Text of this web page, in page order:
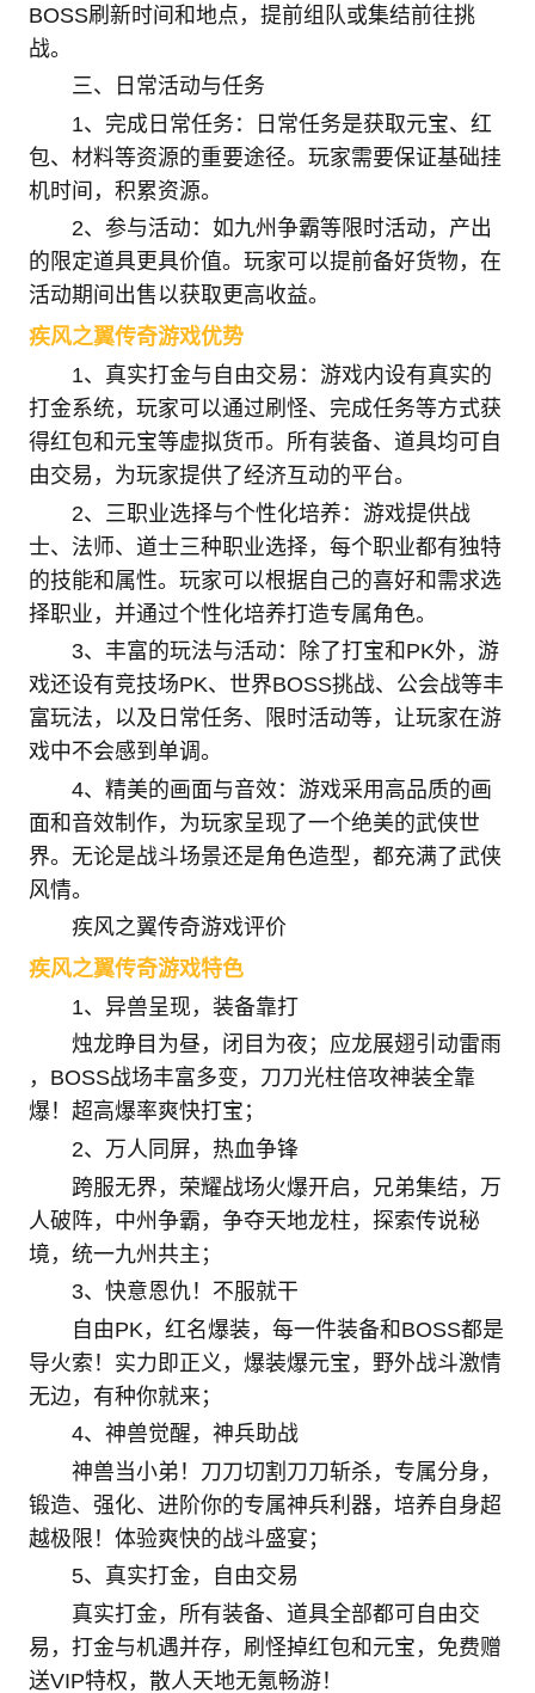
BOSS刷新时间和地点，提前组队或集结前往挑
战。
三、日常活动与任务
1、完成日常任务：日常任务是获取元宝、红
包、材料等资源的重要途径。玩家需要保证基础挂
机时间，积累资源。
2、参与活动：如九州争霸等限时活动，产出
的限定道具更具价值。玩家可以提前备好货物，在
活动期间出售以获取更高收益。
疾风之翼传奇游戏优势
1、真实打金与自由交易：游戏内设有真实的
打金系统，玩家可以通过刷怪、完成任务等方式获
得红包和元宝等虚拟货币。所有装备、道具均可自
由交易，为玩家提供了经济互动的平台。
2、三职业选择与个性化培养：游戏提供战
士、法师、道士三种职业选择，每个职业都有独特
的技能和属性。玩家可以根据自己的喜好和需求选
择职业，并通过个性化培养打造专属角色。
3、丰富的玩法与活动：除了打宝和PK外，游
戏还设有竞技场PK、世界BOSS挑战、公会战等丰
富玩法，以及日常任务、限时活动等，让玩家在游
戏中不会感到单调。
4、精美的画面与音效：游戏采用高品质的画
面和音效制作，为玩家呈现了一个绝美的武侠世
界。无论是战斗场景还是角色造型，都充满了武侠
风情。
疾风之翼传奇游戏评价
疾风之翼传奇游戏特色
1、异兽呈现，装备靠打
烛龙睁目为昼，闭目为夜；应龙展翅引动雷雨
，BOSS战场丰富多变，刀刀光柱倍攻神装全靠
爆！超高爆率爽快打宝；
2、万人同屏，热血争锋
跨服无界，荣耀战场火爆开启，兄弟集结，万
人破阵，中州争霸，争夺天地龙柱，探索传说秘
境，统一九州共主；
3、快意恩仇！不服就干
自由PK，红名爆装，每一件装备和BOSS都是
导火索！实力即正义，爆装爆元宝，野外战斗激情
无边，有种你就来；
4、神兽觉醒，神兵助战
神兽当小弟！刀刀切割刀刀斩杀，专属分身，
锻造、强化、进阶你的专属神兵利器，培养自身超
越极限！体验爽快的战斗盛宴；
5、真实打金，自由交易
真实打金，所有装备、道具全部都可自由交
易，打金与机遇并存，刷怪掉红包和元宝，免费赠
送VIP特权，散人天地无氪畅游！